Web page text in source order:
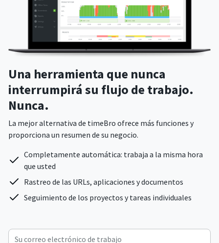
Una herramienta que nunca
interrumpirá su flujo de trabajo.
Nunca.
La mejor alternativa de timeBro ofrece más funciones y
proporciona un resumen de su negocio.
Completamente automática: trabaja a la misma hora
que usted
Rastreo de las URLs, aplicaciones y documentos
Seguimiento de los proyectos y tareas individuales